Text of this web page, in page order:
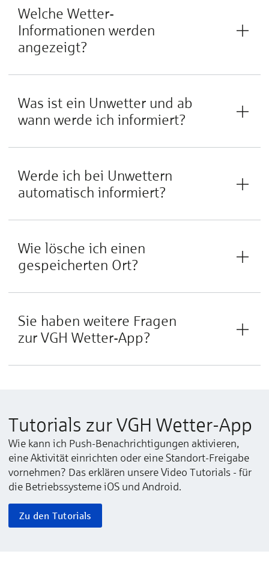
Welche Wetter-
Informationen werden
angezeigt?
Was ist ein Un­wet­ter und ab
wann wer­de ich in­for­miert?
Wer­de ich bei Un­wet­tern
au­to­ma­tisch in­for­miert?
Wie lösche ich einen
gespeicherten Ort?
Sie ha­ben wei­te­re Fra­gen
zur VGH ­Wetter-App?
Tutorials zur VGH Wetter-App
Wie kann ich Push-Benachrichtigungen aktivieren,
eine Aktivität einrichten oder eine Standort-Freigabe
vornehmen? Das erklären unsere Video Tutorials - für
die Betriebssysteme iOS und Android.
Zu den Tutorials